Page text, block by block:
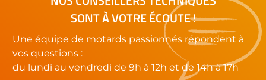
SONT À VOTRE ÉCOUTE !
Une équipe de motards passionnés répondent à
vos questions :
du lundi au vendredi de 9h à 12h et de 14h à 17h